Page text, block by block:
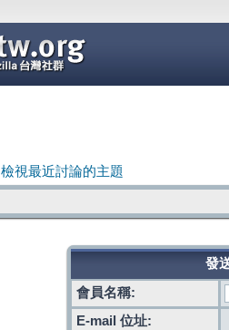
檢視最近討論的主題
發
會員名稱:
E-mail 位址: